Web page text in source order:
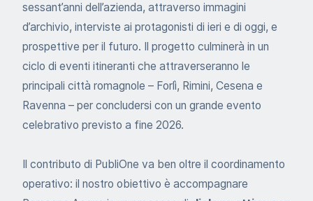
sessant’anni dell’azienda, attraverso immagini
d’archivio, interviste ai protagonisti di ieri e di oggi, e
prospettive per il futuro. Il progetto culminerà in un
ciclo di eventi itineranti che attraverseranno le
principali città romagnole – Forlì, Rimini, Cesena e
Ravenna – per concludersi con un grande evento
celebrativo previsto a fine 2026.
Il contributo di PubliOne va ben oltre il coordinamento
operativo: il nostro obiettivo è accompagnare